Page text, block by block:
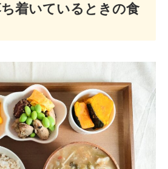
ち着いているときの食